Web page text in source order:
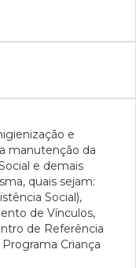
e
manutenção da
e demais
quais sejam:
Social),
de Vínculos,
de Referência
Criança